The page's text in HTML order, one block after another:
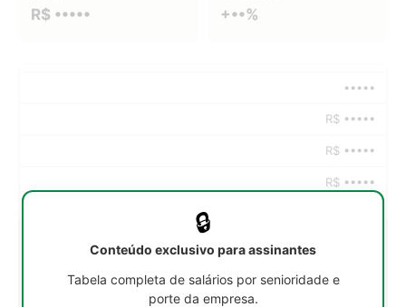
R$ ••••• +••%
•••••
R$ •••••
R$ •••••
R$ •••••
🔒
Conteúdo exclusivo para assinantes
Tabela completa de salários por senioridade e
porte da empresa.